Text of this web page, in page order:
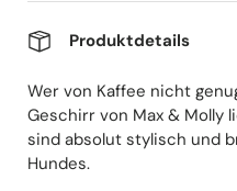
Produktdetails
Wer von Kaffee nicht
Geschirr von Max & Molly
sind absolut stylisch und
Hundes.